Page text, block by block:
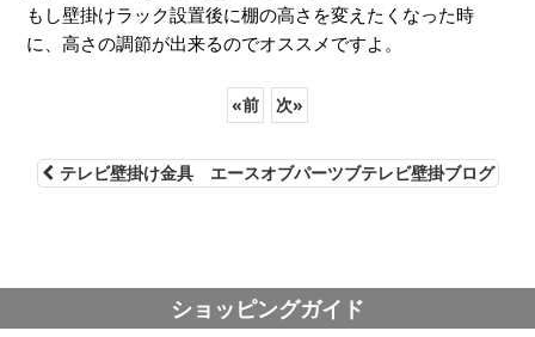
もし壁掛けラック設置後に棚の高さを変えたくなった時
に、高さの調節が出来るのでオススメですよ。
«前 次»
テレビ壁掛け金具 エースオブパーツブテレビ壁掛ブログ
ショッピングガイド